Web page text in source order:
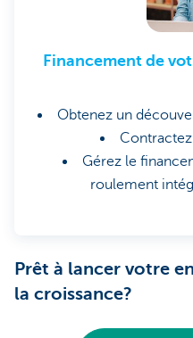
Financement de
Obtenez un
Gérez le
roulement
Prêt à lancer votre
la croissance?